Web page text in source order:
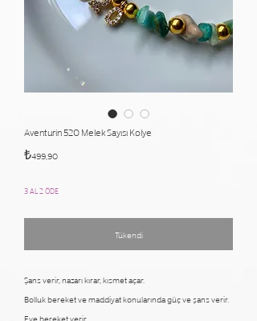
Aventurin 520 Melek Sayısı Kolye
₺499,90Fiyat
3 AL 2 ÖDE
Tükendi
Şans verir, nazarı kırar, kısmet açar.
Bolluk bereket ve maddiyat konularında güç ve şans verir.
Eve bereket verir.